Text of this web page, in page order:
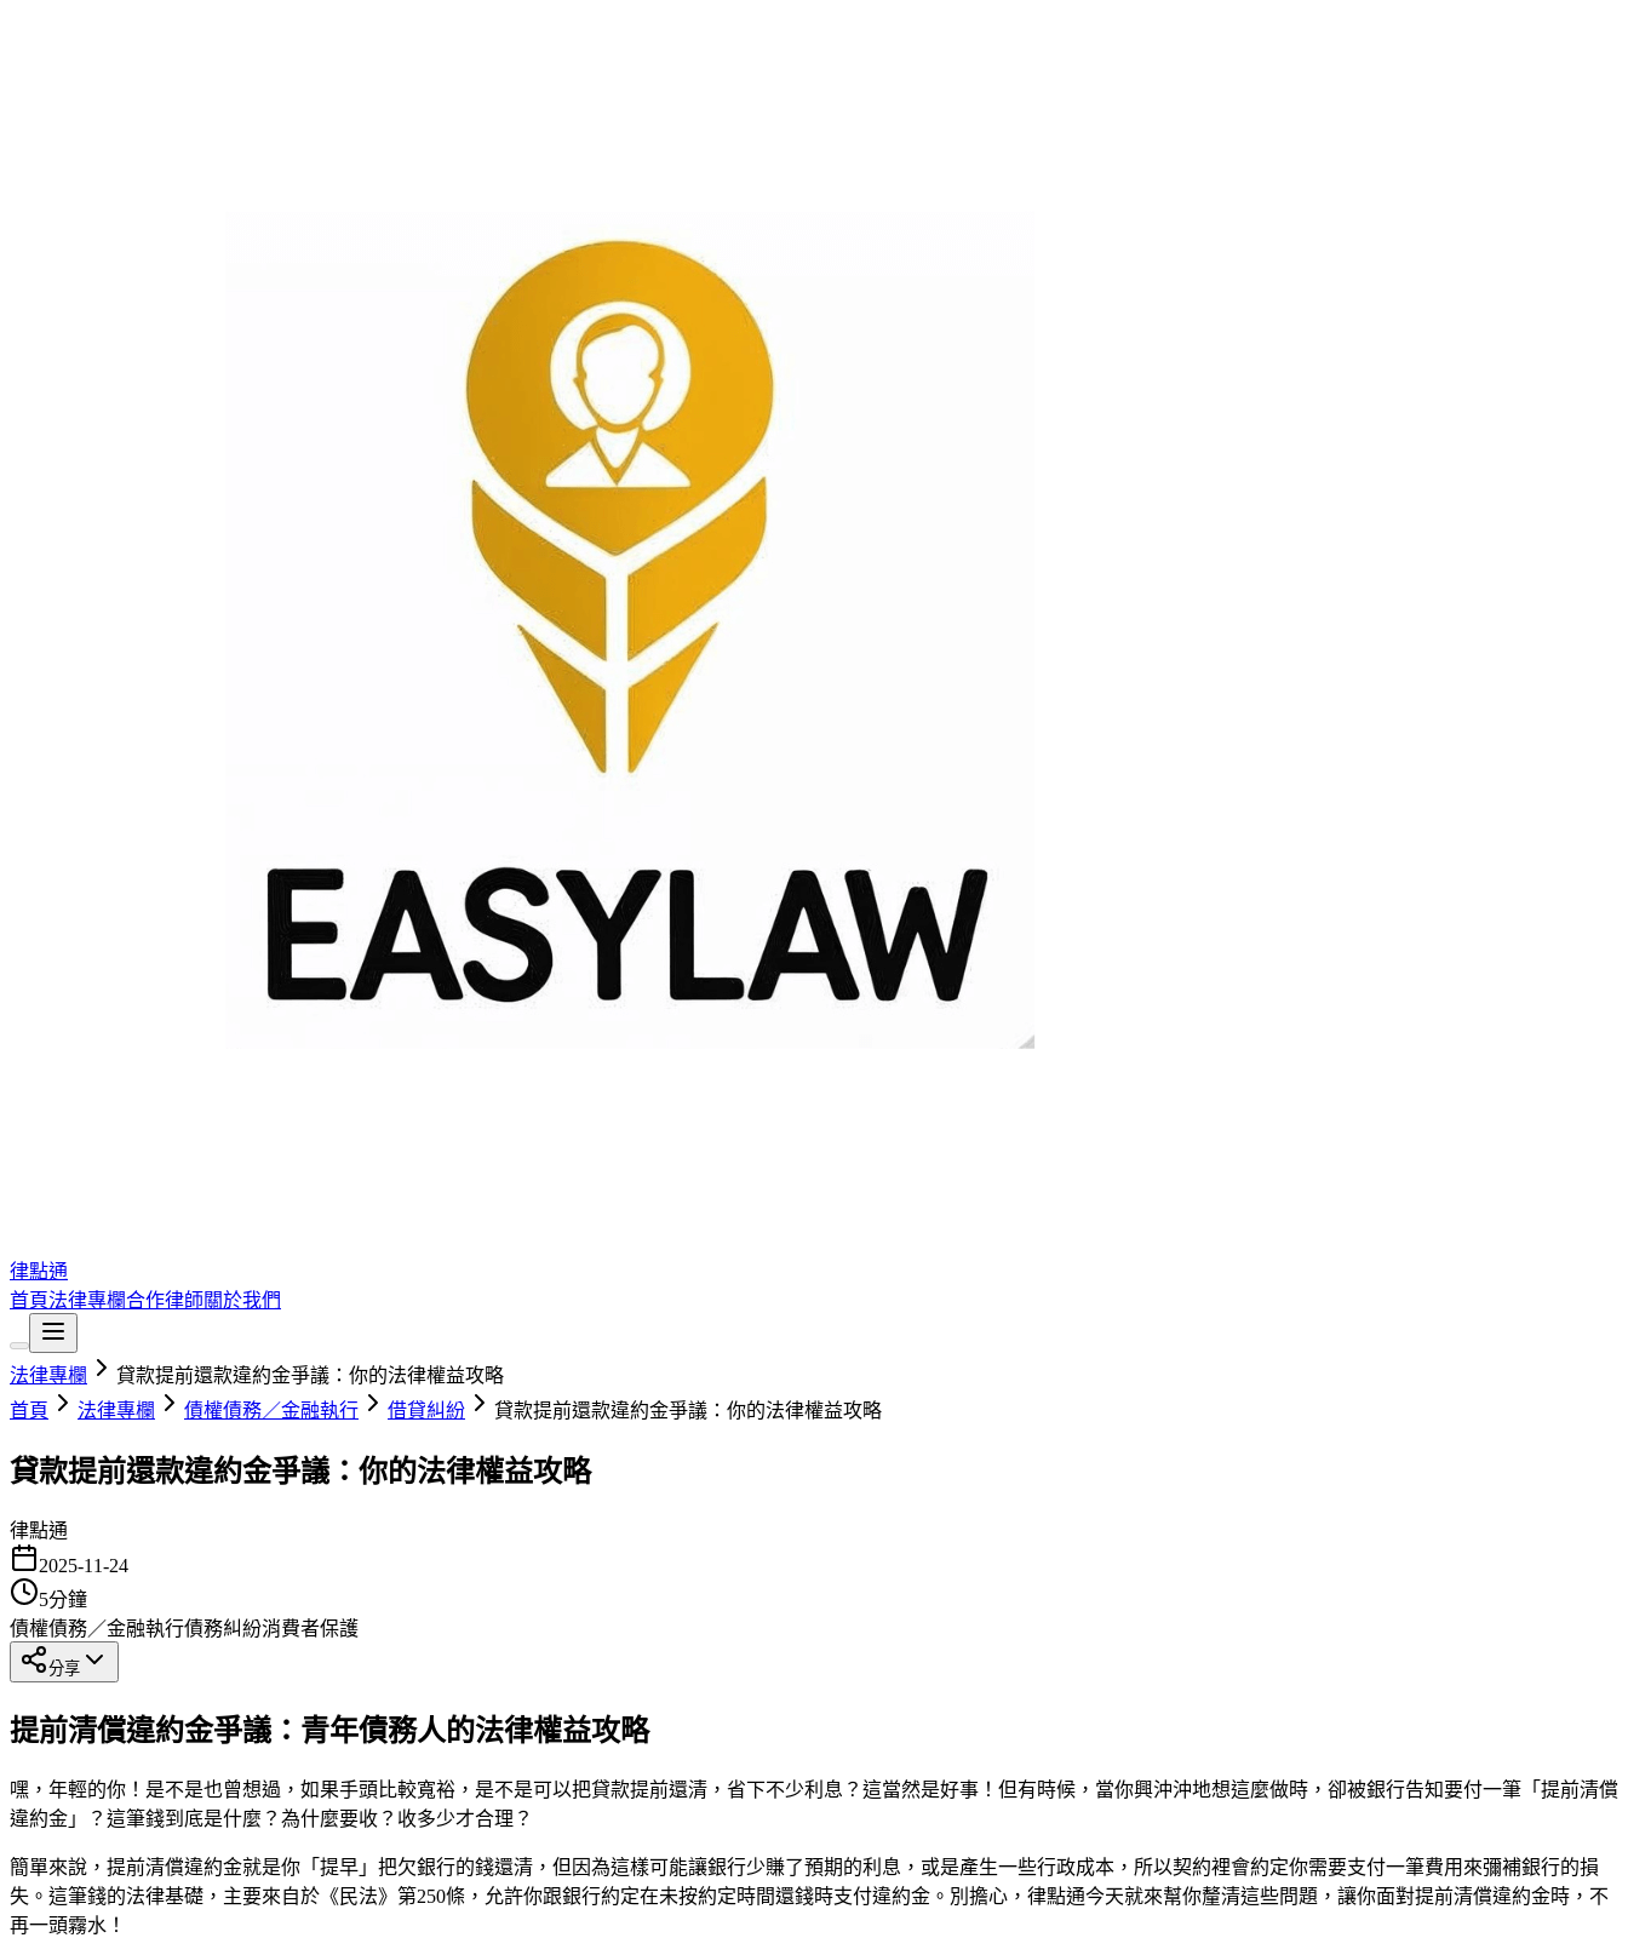
律點通
首頁法律專欄合作律師關於我們
法律專欄
貸款提前還款違約金爭議：你的法律權益攻略
首頁
法律專欄 債權債務／金融執行 借貸糾紛 貸款提前還款違約金爭議：你的法律權益攻略
貸款提前還款違約金爭議：你的法律權益攻略
律點通
2025-11-24
5分鐘
債權債務／金融執行債務糾紛消費者保護
分享
提前清償違約金爭議：青年債務人的法律權益攻略
嘿，年輕的你！是不是也曾想過，如果手頭比較寬裕，是不是可以把貸款提前還清，省下不少利息？這當然是好事！但有時候，當你興沖沖地想這麼做時，卻被銀行告知要付一筆「提前清償
違約金」？這筆錢到底是什麼？為什麼要收？收多少才合理？
簡單來說，提前清償違約金就是你「提早」把欠銀行的錢還清，但因為這樣可能讓銀行少賺了預期的利息，或是產生一些行政成本，所以契約裡會約定你需要支付一筆費用來彌補銀行的損
失。這筆錢的法律基礎，主要來自於《民法》第250條，允許你跟銀行約定在未按約定時間還錢時支付違約金。別擔心，律點通今天就來幫你釐清這些問題，讓你面對提前清償違約金時，不
再一頭霧水！